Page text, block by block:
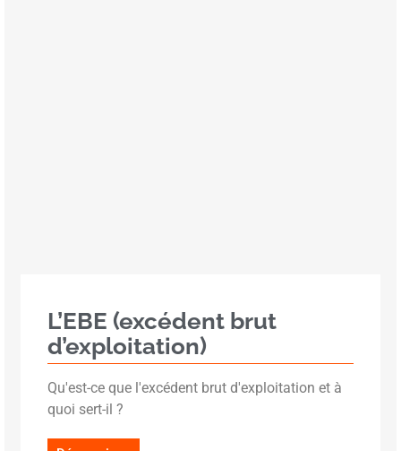
L’EBE (excédent brut
d’exploitation)
Qu'est-ce que l'excédent brut d'exploitation et à
quoi sert-il ?